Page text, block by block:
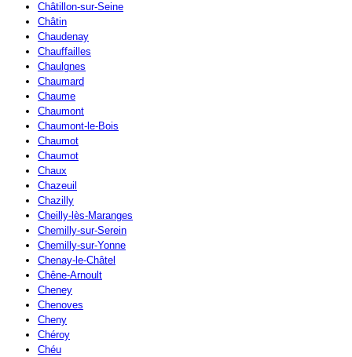
Châtillon-sur-Seine
Châtin
Chaudenay
Chauffailles
Chaulgnes
Chaumard
Chaume
Chaumont
Chaumont-le-Bois
Chaumot
Chaumot
Chaux
Chazeuil
Chazilly
Cheilly-lès-Maranges
Chemilly-sur-Serein
Chemilly-sur-Yonne
Chenay-le-Châtel
Chêne-Arnoult
Cheney
Chenoves
Cheny
Chéroy
Chéu